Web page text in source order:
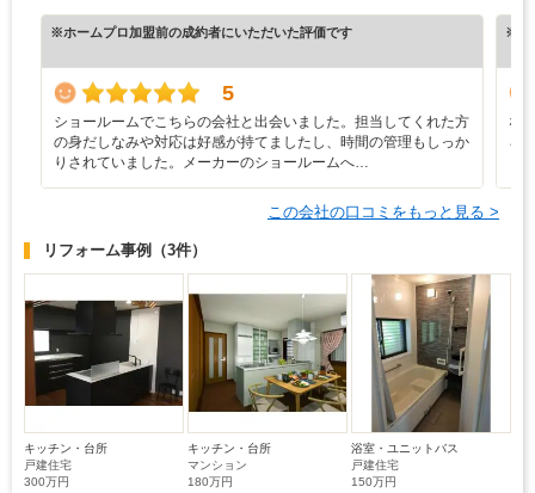
※ホームプロ加盟前の成約者にいただいた評価です
5
ショールームでこちらの会社と出会いました。担当してくれた方
の身だしなみや対応は好感が持てましたし、時間の管理もしっか
りされていました。メーカーのショールームへ…
※ホ
な
ろ
この会社の口コミをもっと見る >
リフォーム事例 （3件）
キッチン・台所
戸建住宅
300万円
キッチン・台所
マンション
180万円
浴室・ユニットバス
戸建住宅
150万円